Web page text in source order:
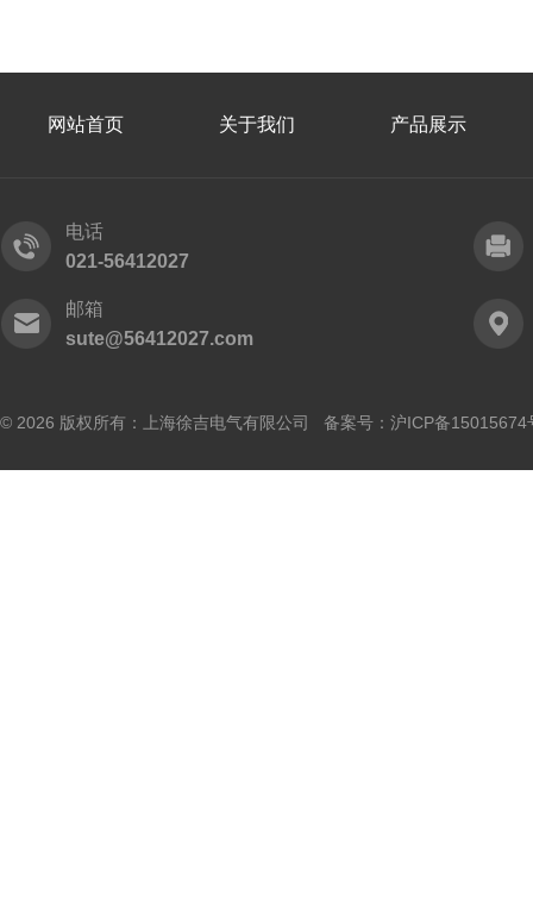
网站首页 关于我们 产品展示
电话
021-56412027
邮箱
sute@56412027.com
© 2026 版权所有：上海徐吉电气有限公司 备案号： 沪ICP备15015674